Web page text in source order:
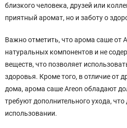
близкого человека, друзей или
приятный аромат, но и заботу о
Важно отметить, что арома саше от
натуральных компонентов и не
веществ, что позволяет
здоровья. Кроме того, в отличие от
дома, арома саше Areon обладают
требуют дополнительного ухода,
использовании.